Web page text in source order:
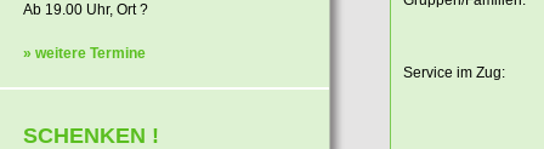
Ab 19.00 Uhr, Ort ?
» weitere Termine
SCHENKEN !
Service im Zug: